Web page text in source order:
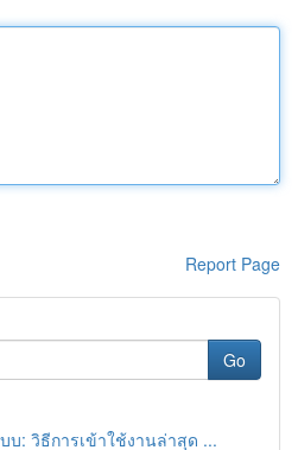
Report Page
Go
บ: วิธีการเข้าใช้งานล่าสุด ...